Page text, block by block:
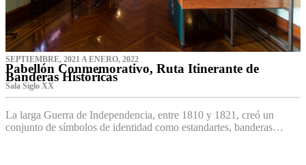
SEPTIEMBRE, 2021 A ENERO, 2022
Pabellón Conmemorativo, Ruta Itinerante de
Banderas Históricas
Sala Siglo XX
La larga Guerra de Independencia, entre 1810 y 1821, creó un
conjunto de símbolos de identidad como estandartes, banderas…